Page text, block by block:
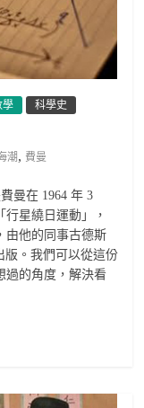
學 科學史
潮, 費曼
曼在 1964 年 3
星繞日運動」，
由他的同事古德斯
版。我們可以從這份
過的角度，解決看